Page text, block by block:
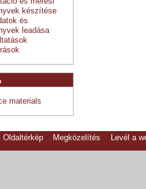
készítése
és
leadása
materials
Oldaltérkép Megközelítés Levél a